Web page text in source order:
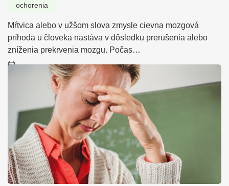
ochorenia
Mŕtvica alebo v užšom slova zmysle cievna mozgová
príhoda u človeka nastáva v dôsledku prerušenia alebo
zníženia prekrvenia mozgu. Počas…